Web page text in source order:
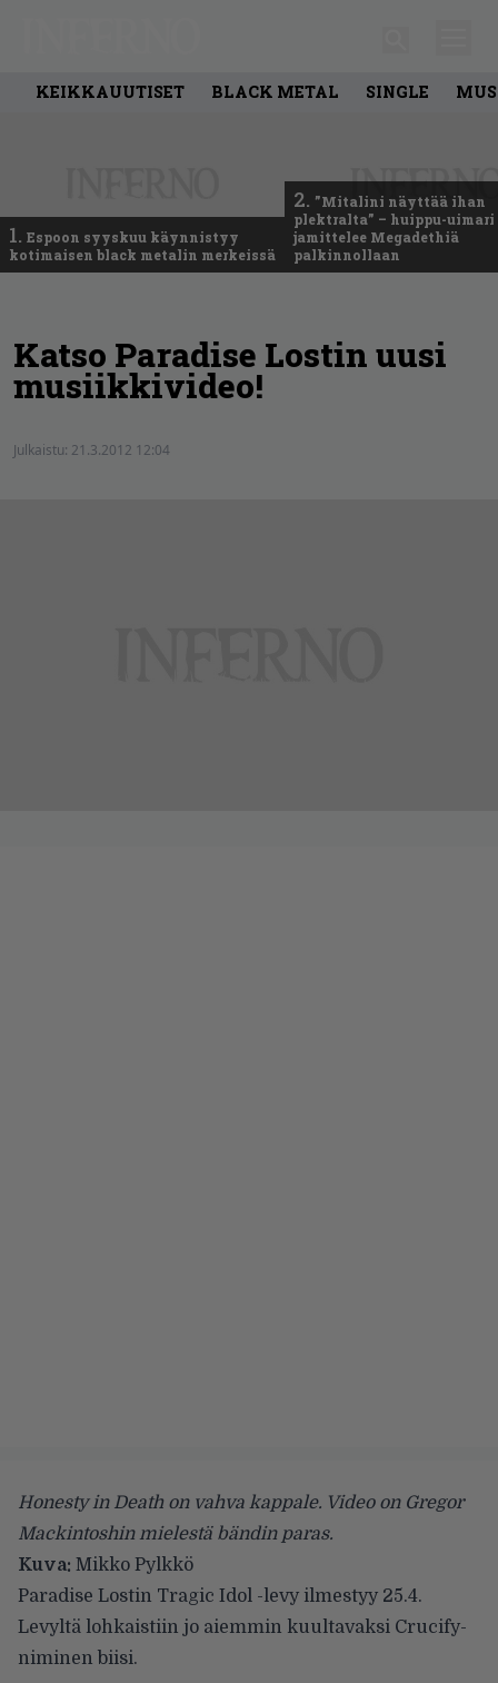
KEIKKAUUTISET BLACK METAL SINGLE
1. Espoon syyskuu käynnistyy
kotimaisen black metalin merkeissä
2. ”Mitalini näyttää ihan
plektralta” – huippu-uimari
jamittelee Megadethiä
palkinnollaan
Katso Paradise Lostin uusi
musiikkivideo!
Julkaistu: 21.3.2012 12:04
Honesty in Death on vahva kappale. Video on Gregor
Mackintoshin mielestä bändin paras.
Kuva: Mikko Pylkkö
Paradise Lostin Tragic Idol -levy ilmestyy 25.4.
Levyltä lohkaistiin jo aiemmin kuultavaksi Crucify-
niminen biisi.